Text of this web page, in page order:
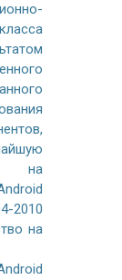
на
2010
на